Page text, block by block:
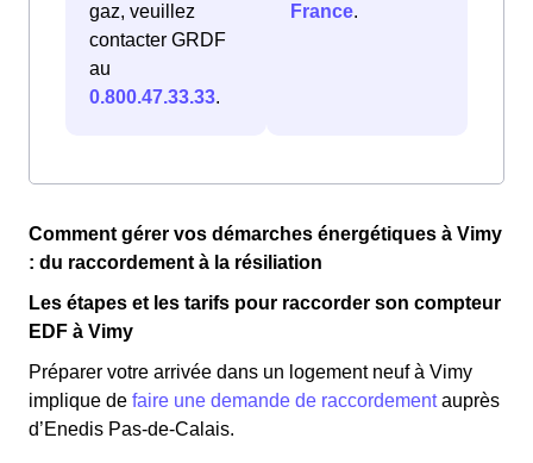
gaz, veuillez
contacter GRDF
au
0.800.47.33.33.
France.
Comment gérer vos démarches énergétiques à Vimy
: du raccordement à la résiliation
Les étapes et les tarifs pour raccorder son compteur
EDF à Vimy
Préparer votre arrivée dans un logement neuf à Vimy
implique de faire une demande de raccordementauprès
d’Enedis Pas-de-Calais.